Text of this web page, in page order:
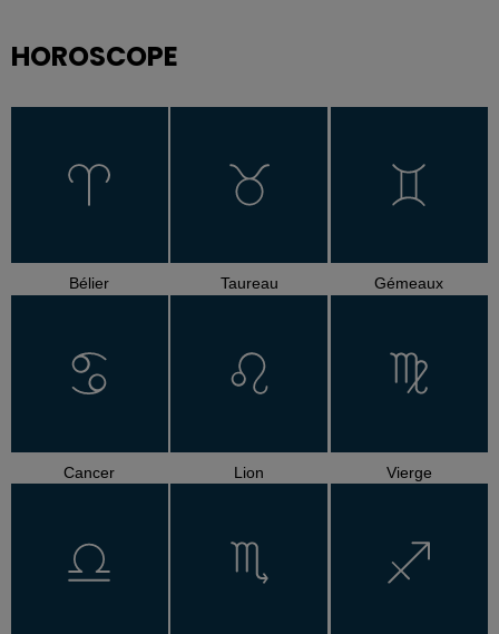
HOROSCOPE
Bélier Taureau Gémeaux
Cancer Lion Vierge